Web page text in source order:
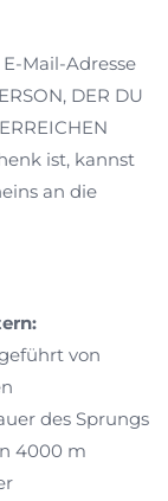
Mail-Adresse
DER DU
ist, kannst
an die
von
des Sprungs
4000 m